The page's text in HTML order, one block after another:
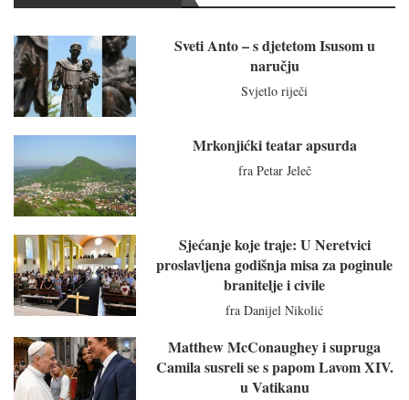
Sveti Anto – s djetetom Isusom u
naručju
Svjetlo riječi
Mrkonjićki teatar apsurda
fra Petar Jeleč
Sjećanje koje traje: U Neretvici
proslavljena godišnja misa za poginule
branitelje i civile
fra Danijel Nikolić
Matthew McConaughey i supruga
Camila susreli se s papom Lavom XIV.
u Vatikanu